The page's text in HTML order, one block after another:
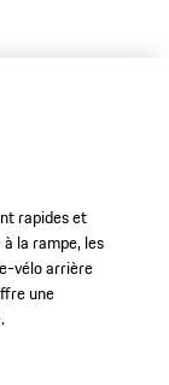
rapides et
la rampe, les
vélo arrière
une